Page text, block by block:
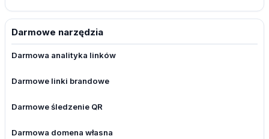
Darmowe narzędzia
Darmowa analityka linków
Darmowe linki brandowe
Darmowe śledzenie QR
Darmowa domena własna